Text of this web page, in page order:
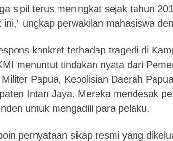
sipil terus meningkat sejak tahun
ini,” ungkap perwakilan mahasiswa
konkret terhadap tragedi di
menuntut tindakan nyata dari
Papua, Kepolisian Daerah
Intan Jaya. Mereka mendesak
untuk mengadili para pelaku.
pernyataan sikap resmi yang